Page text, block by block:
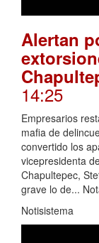
Alertan
14:25
Empresarios
mafia de
convertido los
vicepresidenta
Chapultepec,
grave lo de...
Notisistema